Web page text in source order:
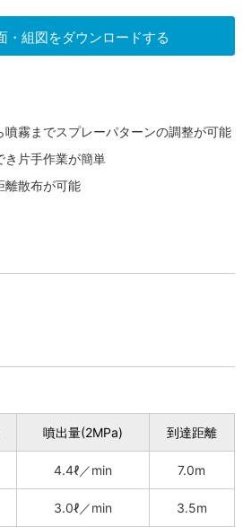
・組図をダウンロードする
噴霧までスプレーパターンの調整が可能
き片手作業が簡単
離散布が可能
噴出量(2MPa) 到達距離
4.4ℓ／min 7.0m
3.0ℓ／min 3.5m